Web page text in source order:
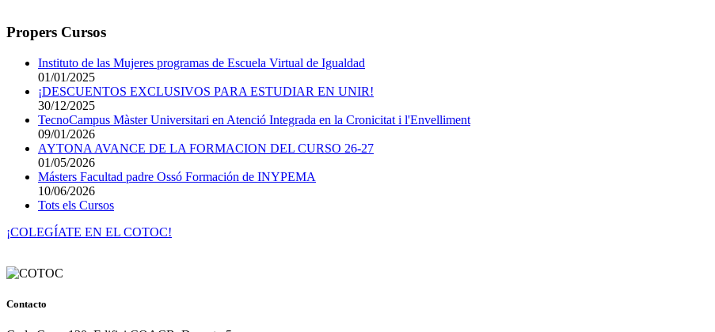
Propers Cursos
Instituto de las Mujeres programas de Escuela Virtual de Igualdad
01/01/2025
¡DESCUENTOS EXCLUSIVOS PARA ESTUDIAR EN UNIR!
30/12/2025
TecnoCampus Màster Universitari en Atenció Integrada en la Cronicitat i l'Envelliment
09/01/2026
AYTONA AVANCE DE LA FORMACION DEL CURSO 26-27
01/05/2026
Másters Facultad padre Ossó Formación de INYPEMA
10/06/2026
Tots els Cursos
¡COLEGÍATE EN EL COTOC!
Contacto